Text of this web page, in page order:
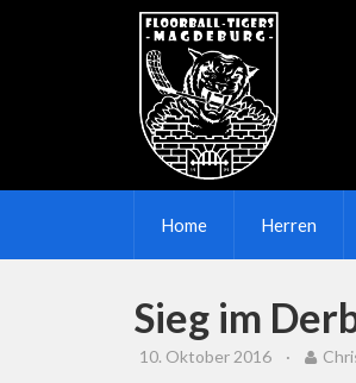
Home Herren
Sieg im
10. Oktober 2016 ·